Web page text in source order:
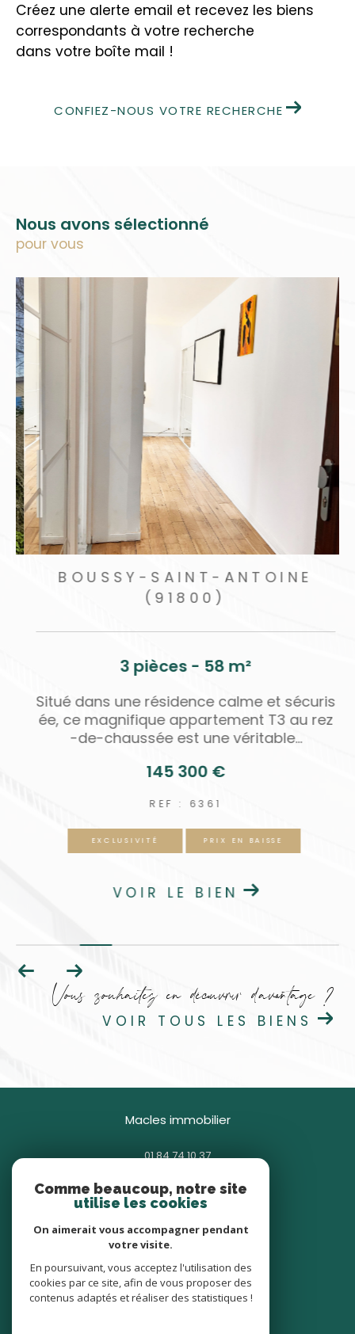
Créez une alerte email et recevez les biens
correspondants à votre recherche
dans votre boîte mail !
CONFIEZ-NOUS VOTRE RECHERCHE
Nous avons sélectionné
pour vous
PIERREFITTE-SUR-SEINE
(93380)
7 pièces - 190 m²
Découvrez cette magnifique maison d'exc
eption type meulière de 190 m2 de 7 pièce
s sur sous-sol totale, une...
439 900 €
REF : 353
EXCLUSIVITÉ PRIX EN BAISSE
VOIR LE BIEN
Vous souhaitez en découvrir d'avantage ?
VOIR TOUS LES BIENS
macles immobilier
01 84 74 10 37
85 avenue Général Gallieni
93380 pierrefitte-sur-seine
nous suivre sur
Comme beaucoup, notre site
utilise les cookies
On aimerait vous accompagner pendant
votre visite.
En poursuivant, vous acceptez l'utilisation des
cookies par ce site, afin de vous proposer des
contenus adaptés et réaliser des statistiques !